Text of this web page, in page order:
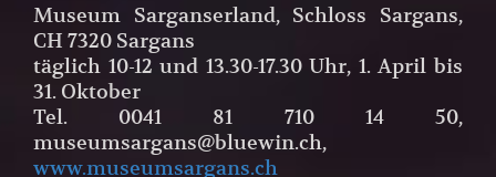
Museum Sarganserland, Schloss Sargans,
CH 7320 Sargans
täglich 10-12 und 13.30-17.30 Uhr, 1. April bis
31. Oktober
Tel. 0041 81 710 14 50,
museumsargans@bluewin.ch,
www.museumsargans.ch